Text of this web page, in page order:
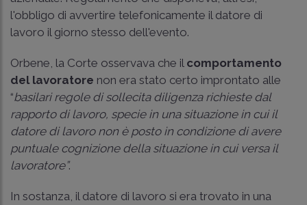
l'obbligo di avvertire telefonicamente il datore di
lavoro il giorno stesso dell'evento.
Orbene, la Corte osservava che il comportamento
del lavoratore non era stato certo improntato alle
“basilari regole di sollecita diligenza richieste dal
rapporto di lavoro, specie in una situazione in cui il
datore di lavoro non è posto in condizione di avere
puntuale cognizione della situazione in cui versa il
lavoratore”.
In sostanza, il datore di lavoro si era trovato in una